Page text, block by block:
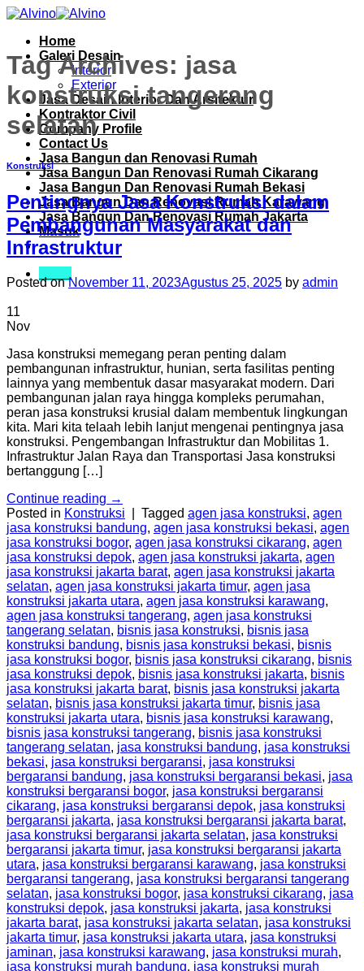
Skip
contentHome
Galeri Desain
Interior
Exterior
Jasa Desain Interior Dan Arsitektur
Kontraktor Civil
Company Profile
Contact Us
Jasa Bangun dan Renovasi Rumah
Jasa Bangun Dan Renovasi Rumah Cikarang
Jasa Bangun Dan Renovasi Rumah Bekasi
Jasa Bangun Dan Renovasi Rumah Karawang
Jasa Bangun Dan Renovasi Rumah Jakarta
Masuk
Tag Archives: jasa
konstruksi tangerang
selatan
Konstruksi
Pentingnya Jasa Konstruksi dalam
Pembangunan Masyarakat dan
Infrastruktur
Posted onNovember 11, 2023Agustus 25, 2025 by admin
11
Nov
Jasa konstruksi memegang peran penting dalam
pembangunan infrastruktur, hunian, serta fasilitas penting
lainnya yang membentuk dasar masyarakat modern. Dari
pembangunan jalan raya hingga kompleks perumahan,
peran jasa konstruksi krusial dalam membentuk lingkungan
kita. Mari kita telaah lebih lanjut mengenai pentingnya jasa
konstruksi. Pengembangan Infrastruktur dan Mobilitas 1.
Infrastruktur Jalan Raya dan Transportasi Jasa konstruksi
bertanggung […]
Continue reading →
Posted in Konstruksi Tagged agen jasa konstruksi, agen
jasa konstruksi bandung, agen jasa konstruksi bekasi, agen
jasa konstruksi bogor, agen jasa konstruksi cikarang, agen
jasa konstruksi depok, agen jasa konstruksi jakarta, agen
jasa konstruksi jakarta barat, agen jasa konstruksi jakarta
selatan, agen jasa konstruksi jakarta timur, agen jasa
konstruksi jakarta utara, agen jasa konstruksi karawang,
agen jasa konstruksi tangerang, agen jasa konstruksi
tangerang selatan, bisnis jasa konstruksi, bisnis jasa
konstruksi bandung, bisnis jasa konstruksi bekasi, bisnis
jasa konstruksi bogor, bisnis jasa konstruksi cikarang, bisnis
jasa konstruksi depok, bisnis jasa konstruksi jakarta, bisnis
jasa konstruksi jakarta barat, bisnis jasa konstruksi jakarta
selatan, bisnis jasa konstruksi jakarta timur, bisnis jasa
konstruksi jakarta utara, bisnis jasa konstruksi karawang,
bisnis jasa konstruksi tangerang, bisnis jasa konstruksi
tangerang selatan, jasa konstruksi bandung, jasa konstruksi
bekasi, jasa konstruksi bergaransi, jasa konstruksi
bergaransi bandung, jasa konstruksi bergaransi bekasi, jasa
konstruksi bergaransi bogor, jasa konstruksi bergaransi
cikarang, jasa konstruksi bergaransi depok, jasa konstruksi
bergaransi jakarta, jasa konstruksi bergaransi jakarta barat,
jasa konstruksi bergaransi jakarta selatan, jasa konstruksi
bergaransi jakarta timur, jasa konstruksi bergaransi jakarta
utara, jasa konstruksi bergaransi karawang, jasa konstruksi
bergaransi tangerang, jasa konstruksi bergaransi tangerang
selatan, jasa konstruksi bogor, jasa konstruksi cikarang, jasa
konstruksi depok, jasa konstruksi jakarta, jasa konstruksi
jakarta barat, jasa konstruksi jakarta selatan, jasa konstruksi
jakarta timur, jasa konstruksi jakarta utara, jasa konstruksi
jaminan, jasa konstruksi karawang, jasa konstruksi murah,
jasa konstruksi murah bandung, jasa konstruksi murah